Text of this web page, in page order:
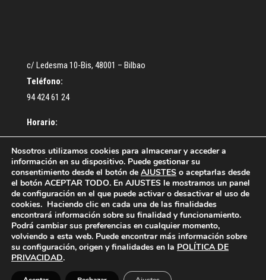
c/ Ledesma 10-Bis, 48001 – Bilbao
Teléfono:
94 424 61 24
Horario:
De lunes a Jueves: De 9:30 a 13:00 – De 16:30 a 18:30 h.
Viernes: De 9:00 a 14:00 h.
¿Cómo colegiarse?
Acceso Colegiados
Política de privacidad
Política de cookies
Contacto
Nosotros utilizamos cookies para almacenar y acceder a
información en su dispositivo. Puede gestionar su
consentimiento desde el botón de AJUSTES o aceptarlas desde
el botón ACEPTAR TODO. En AJUSTES le mostramos un panel
de configuración en el que puede activar o desactivar el uso de
cookies. Haciendo clic en cada una de las finalidades
encontrará información sobre su finalidad y funcionamiento.
Podrá cambiar sus preferencias en cualquier momento,
volviendo a esta web. Puede encontrar más información sobre
su configuración, origen y finalidades en la POLÍTICA DE
PRIVACIDAD.